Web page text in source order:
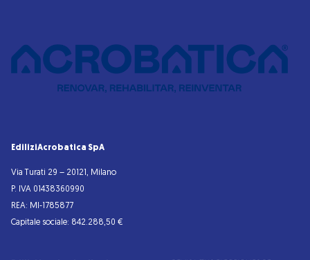
EdiliziAcrobatica SpA
Via Turati 29 – 20121, Milano
P. IVA 01438360990
REA: MI-1785877
Capitale sociale: 842.288,50 €